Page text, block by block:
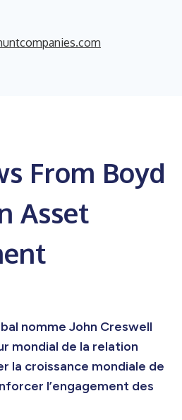
From Boyd
Asset
nomme John Creswell
mondial de la relation
la croissance mondiale de
l’engagement des